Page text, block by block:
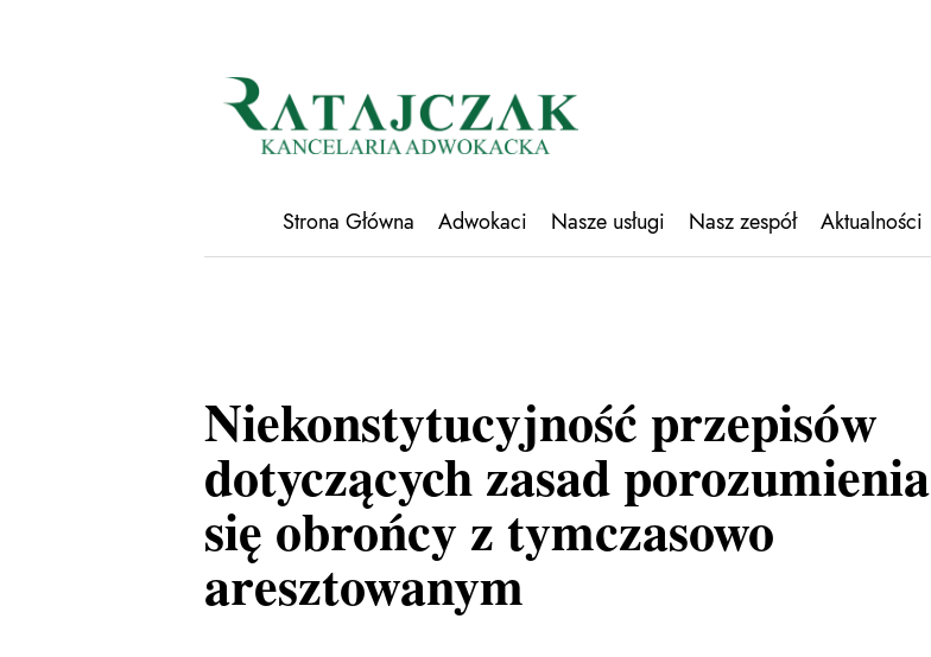
Strona Główna Adwokaci Nasze usługi Nasz zespół Aktualności
Niekonstytucyjność przepisów
dotyczących zasad porozumienia
się obrońcy z tymczasowo
aresztowanym